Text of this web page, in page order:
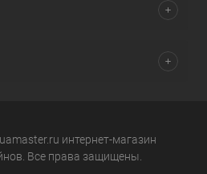
интернет-магазин
Все права защищены.